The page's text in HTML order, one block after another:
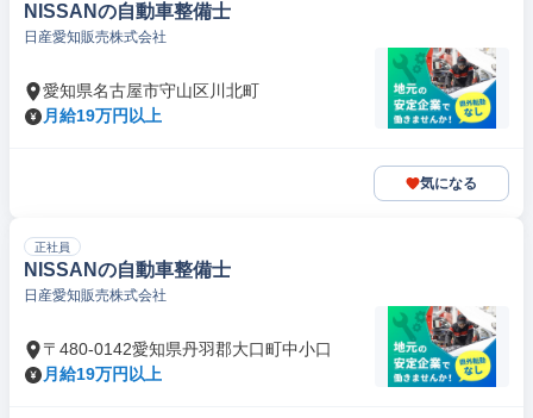
NISSANの自動車整備士
日産愛知販売株式会社
愛知県名古屋市守山区川北町
月給19万円以上
気になる
正社員
NISSANの自動車整備士
日産愛知販売株式会社
〒480-0142愛知県丹羽郡大口町中小口
月給19万円以上